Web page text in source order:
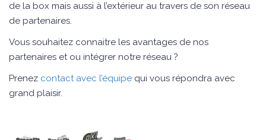
de la box mais aussi à l’extérieur au travers de son réseau
de partenaires.
Vous souhaitez connaitre les avantages de nos
partenaires et ou intégrer notre réseau ?
Prenez contact avec l’équipe qui vous répondra avec
grand plaisir.